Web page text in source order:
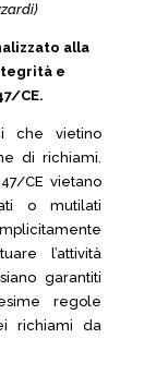
alla
e
CE.
che vietino
di richiami.
CE vietano
o mutilati
l’attività
garantiti
regole
richiami da